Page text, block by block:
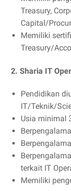
Treasury,
Capital/
Memiliki
Treasury/
2. Sharia IT
Pendidikan
IT/Teknik/
Usia minimal
terkait IT
Memiliki